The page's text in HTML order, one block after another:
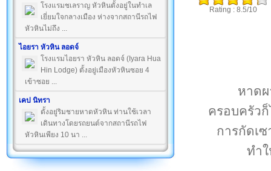
โรงแรมชเลราญ หัวหินตั้งอยู่ในทำเล
เยี่ยมใจกลางเมือง ห่างจากสถานีรถไฟ
หัวหินไม่ถึง ...
ไอยรา หัวหิน ลอดจ์
โรงแรมไอยรา หัวหิน ลอดจ์ (Iyara Hua
Hin Lodge) ตั้งอยู่เมืองหัวหินซอย 4
เข้าซอย ...
เคป นิทรา
ตั้งอยู่ริมชายหาดหัวหิน ท่านใช้เวลา
เดินทางโดยรถยนต์จากสถานีรถไฟ
หัวหินเพียง 10 นา ...
Rating : 8.5/10
หาดผ
ครอบครัว
การกัดเ
ทำ